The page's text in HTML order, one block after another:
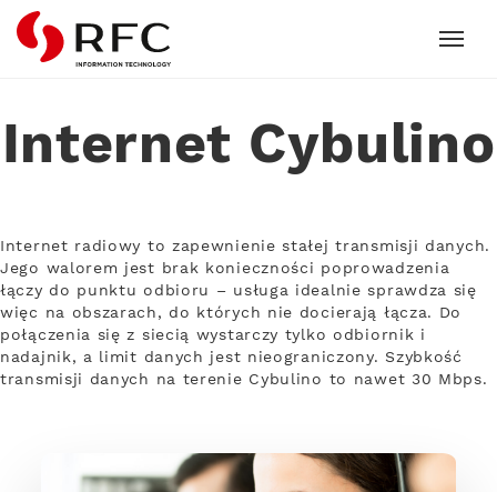
RFC
Internet Cybulino
Internet radiowy to zapewnienie stałej transmisji danych.
Jego walorem jest brak konieczności poprowadzenia
łączy do punktu odbioru – usługa idealnie sprawdza się
więc na obszarach, do których nie docierają łącza. Do
połączenia się z siecią wystarczy tylko odbiornik i
nadajnik, a limit danych jest nieograniczony. Szybkość
transmisji danych na terenie Cybulino to nawet 30 Mbps.